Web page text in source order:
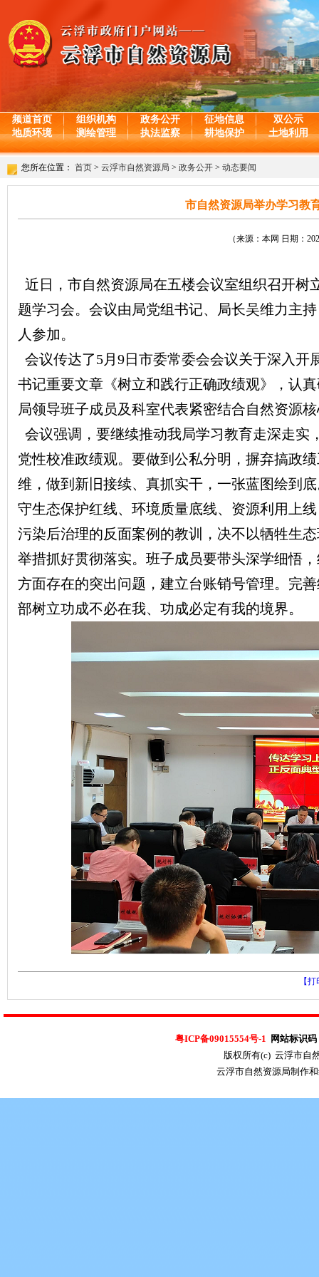
频道首页 组织机构 政务公开 征地信息
双公示
地质环境
测绘管理 执法监察 耕地保护 土地利用
您所在位置： 首页 > 云浮市自然资源局 > 政务公开 > 动态要闻
市自然资源局举办学习教
（来源：本网 日期：
近日，市自然资源局在五楼会议室组织召开
题学习会。会议由局党组书记、局长吴维力主
人参加。
会议传达了5月9日市委常委会会议关于深入
书记重要文章《树立和践行正确政绩观》，认
局领导班子成员及科室代表紧密结合自然资源
会议强调，要继续推动我局学习教育走深走
党性校准政绩观。要做到公私分明，摒弃搞政
维，做到新旧接续、真抓实干，一张蓝图绘到
守生态保护红线、环境质量底线、资源利用上
污染后治理的反面案例的教训，决不以牺牲生
举措抓好贯彻落实。班子成员要带头深学细悟
方面存在的突出问题，建立台账销号管理。完
部树立功成不必在我、功成必定有我的境界。
【
粤ICP备09015554号-1 网站标识
版权所有(c) 云浮市自
云浮市自然资源局制作